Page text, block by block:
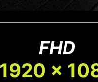
FHD
1920 x